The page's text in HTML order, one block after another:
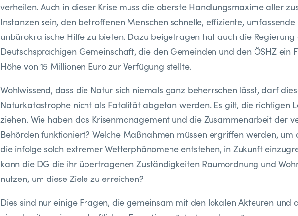
verheilen. Auch in dieser Krise muss die oberste Handlungsmaxime aller
Instanzen sein, den betroffenen Menschen schnelle, effiziente, umfassende
unbürokratische Hilfe zu bieten. Dazu beigetragen hat auch die Regierung
Deutschsprachigen Gemeinschaft, die den Gemeinden und den ÖSHZ ein
Höhe von 15 Millionen Euro zur Verfügung stellte.
Wohlwissend, dass die Natur sich niemals ganz beherrschen lässt, darf
Naturkatastrophe nicht als Fatalität abgetan werden. Es gilt, die richtigen
ziehen. Wie haben das Krisenmanagement und die Zusammenarbeit der
Behörden funktioniert? Welche Maßnahmen müssen ergriffen werden, um
die infolge solch extremer Wetterphänomene entstehen, in Zukunft
kann die DG die ihr übertragenen Zuständigkeiten Raumordnung und
nutzen, um diese Ziele zu erreichen?
Dies sind nur einige Fragen, die gemeinsam mit den lokalen Akteuren und